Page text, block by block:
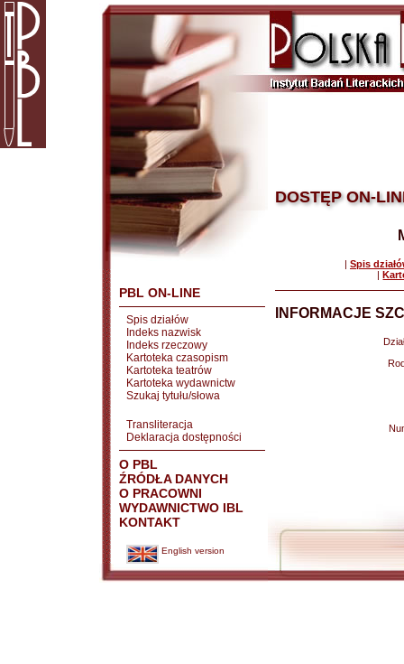
PBL ON-LINE
Spis działów
Indeks nazwisk
Indeks rzeczowy
Kartoteka czasopism
Kartoteka teatrów
Kartoteka wydawnictw
Szukaj tytułu/słowa
Transliteracja
Deklaracja dostępności
O PBL
ŹRÓDŁA DANYCH
O PRACOWNI
WYDAWNICTWO IBL
KONTAKT
English version
DOSTĘP ON-
| Spis
|
INFORMACJE